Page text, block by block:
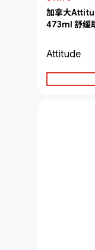
加拿大
473ml 舒缓
Attitude